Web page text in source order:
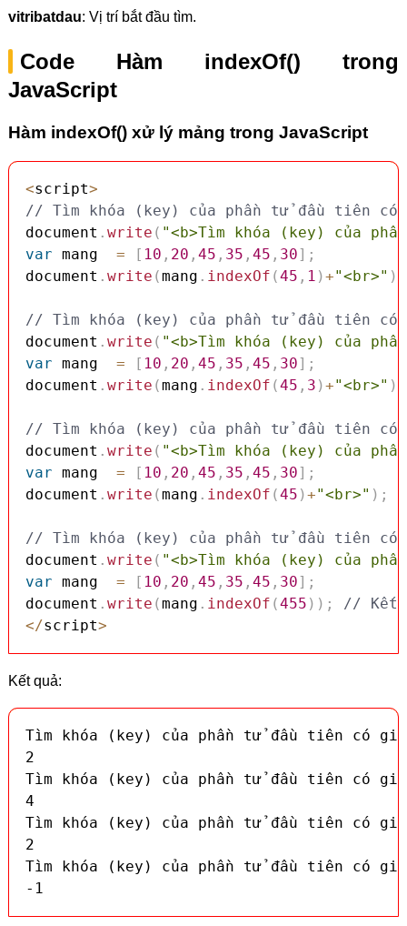
vitribatdau: Vị trí bắt đầu tìm.
Code Hàm indexOf() trong
JavaScript
Hàm indexOf() xử lý mảng trong JavaScript
<script>
// Tìm khóa (key) của phần tử đầu
document . write ( "<b>Tìm khóa (key) của
var mang = [ 10 , 20 , 45 , 35 , 45 , 30] ;
document . write (mang . indexOf (45 , 1 )+"<br>" )
// Tìm khóa (key) của phần tử đầu
document . write ( "<b>Tìm khóa (key) của
var mang = [ 10 , 20 , 45 , 35 , 45 , 30] ;
document . write (mang . indexOf (45 , 3 )+"<br>" )
// Tìm khóa (key) của phần tử đầu tiên
document . write ( "<b>Tìm khóa (key) của
var mang = [ 10 , 20 , 45 , 35 , 45 , 30] ;
document . write (mang . indexOf (45 )+"<br>" ) ;
// Tìm khóa (key) của phần tử đầu tiên
document . write ( "<b>Tìm khóa (key) của
var mang = [ 10 , 20 , 45 , 35 , 45 , 30] ;
document . write (mang . indexOf (455 ) ) ;
// Kết
</script>
Kết quả:
Tìm khóa (key) của phần tử đầu tiên
2
Tìm khóa (key) của phần tử đầu tiên
4
Tìm khóa (key) của phần tử đầu tiên có
2
Tìm khóa (key) của phần tử đầu tiên có
-1